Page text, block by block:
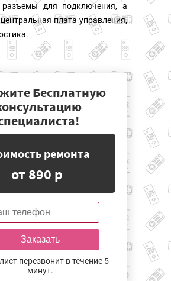
для подключения, а
плата управления,
Бесплатную
ремонта
от 890 р
Заказать
перезвонит в течение 5
минут.